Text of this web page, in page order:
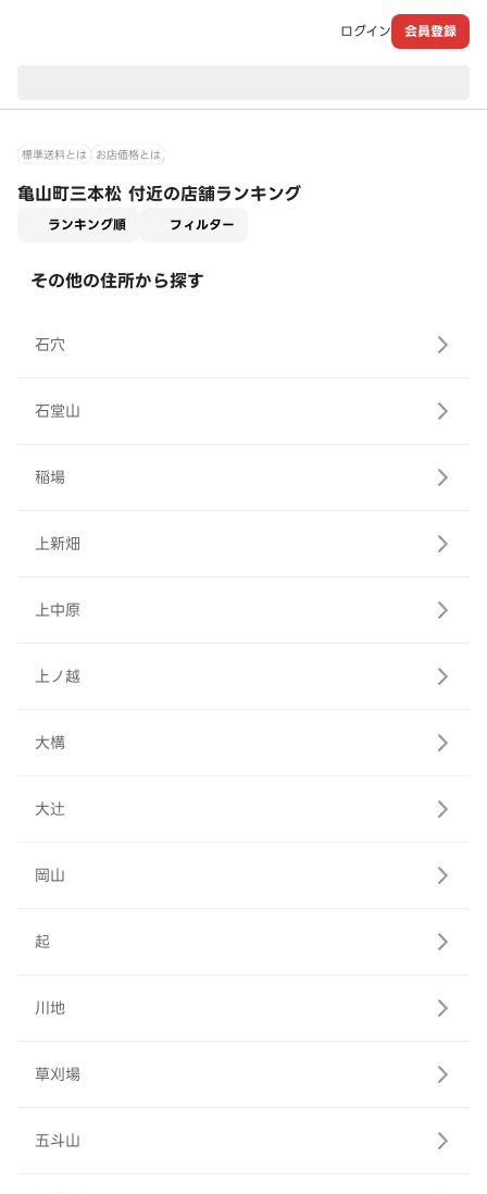
ログイン 会員登録
標準送料とは お店価格とは
亀山町三本松 付近の店舗ランキング
ランキング順 フィルター
その他の住所から探す
石穴
石堂山
稲場
上新畑
上中原
上ノ越
大構
大辻
岡山
起
川地
草刈場
五斗山